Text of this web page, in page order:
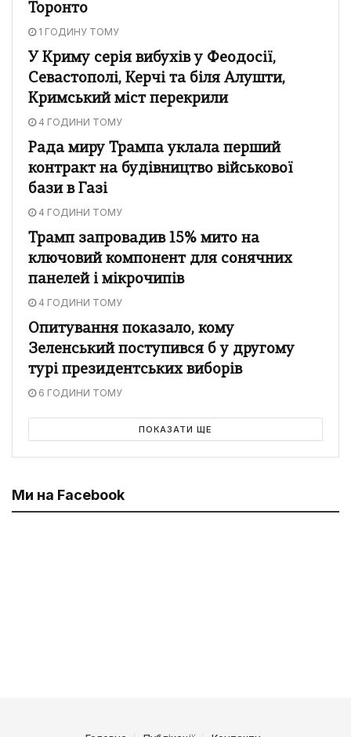
Торонто
1 ГОДИНУ ТОМУ
У Криму серія вибухів у Феодосії,
Севастополі, Керчі та біля Алушти,
Кримський міст перекрили
4 ГОДИНИ ТОМУ
Рада миру Трампа уклала перший
контракт на будівництво військової
бази в Газі
4 ГОДИНИ ТОМУ
Трамп запровадив 15% мито на
ключовий компонент для сонячних
панелей і мікрочипів
4 ГОДИНИ ТОМУ
Опитування показало, кому
Зеленський поступився б у другому
турі президентських виборів
6 ГОДИНИ ТОМУ
ПОКАЗАТИ ЩЕ
Ми на Facebook